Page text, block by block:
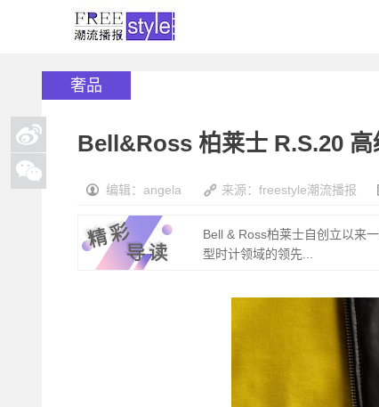
奢品
Bell&Ross 柏莱士 R.S.20
编辑：angela 来源：freestyle潮流播报
Bell & Ross柏莱士自创立以来
型时计领域的领先...